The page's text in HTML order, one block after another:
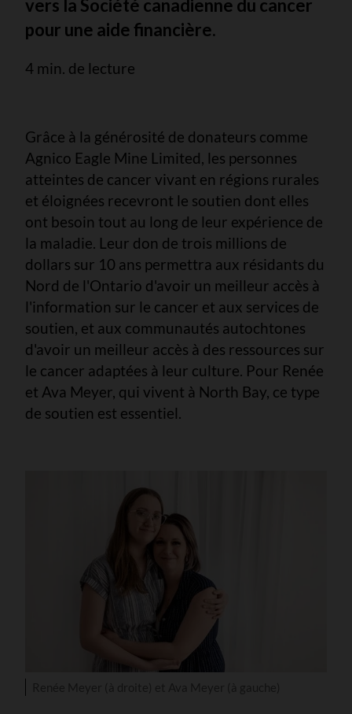
vers la Société canadienne du cancer
pour une aide financière.
4 min. de lecture
Grâce à la générosité de donateurs comme
Agnico Eagle Mine Limited, les personnes
atteintes de cancer vivant en régions rurales
et éloignées recevront le soutien dont elles
ont besoin tout au long de leur expérience de
la maladie. Leur don de trois millions de
dollars sur 10 ans permettra aux résidants du
Nord de l'Ontario d'avoir un meilleur accès à
l'information sur le cancer et aux services de
soutien, et aux communautés autochtones
d'avoir un meilleur accès à des ressources sur
le cancer adaptées à leur culture. Pour Renée
et Ava Meyer, qui vivent à North Bay, ce type
de soutien est essentiel.